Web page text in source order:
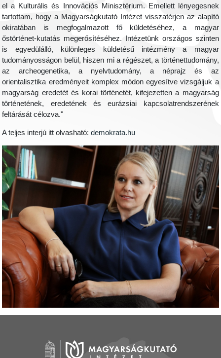
el a Kulturális és Innovációs Minisztérium. Emellett lényegesnek
tartottam, hogy a Magyarságkutató Intézet visszatérjen az alapító
okiratában is megfogalmazott fő küldetéséhez, a magyar
őstörténet-kutatás megerősítéséhez. Intézetünk országos szinten
is egyedülálló, különleges küldetésű intézmény a magyar
tudományosságon belül, hiszen mi a régészet, a történettudomány,
az archeogenetika, a nyelvtudomány, a néprajz és az
orientalisztika eredményeit komplex módon egyesítve vizsgáljuk a
magyarság eredetét és korai történetét, kifejezetten a magyarság
történetének, eredetének és eurázsiai kapcsolatrendszerének
feltárását célozva."
A teljes interjú itt olvasható:demokrata.hu